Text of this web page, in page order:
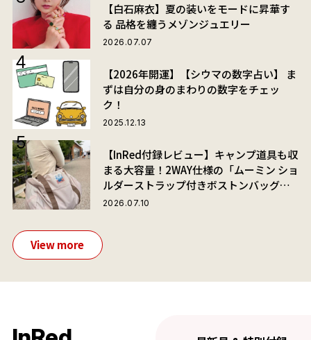
【白石麻衣】夏の装いをモードに昇華す
る 品格を纏うメゾンジュエリー
2026.07.07
【2026年開運】【シウマの数字占い】 ま
ずは自分の身のまわりの数字をチェッ
ク！
2025.12.13
【InRed付録レビュー】キャンプ道具も収
まる大容量！2WAY仕様の「ムーミン ショ
ルダーストラップ付きボストンバッグ」
が夏旅におすすめな理由
2026.07.10
View more